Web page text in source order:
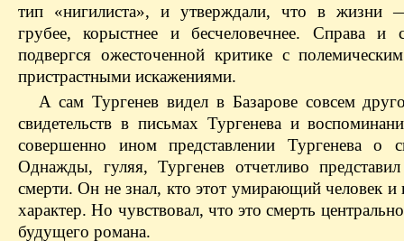
тип «нигилиста», и утверждали, что в жизни
грубее, корыстнее и бесчеловечнее. Справа и
подвергся ожесточенной критике с
пристрастными искажениями.
А сам Тургенев видел в Базарове совсем
свидетельств в письмах Тургенева и
совершенно ином представлении Тургенева о
Однажды, гуляя, Тургенев отчетливо
смерти. Он не знал, кто этот умирающий человек и
характер. Но чувствовал, что это смерть
будущего романа.